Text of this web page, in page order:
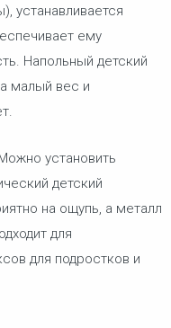
устанавливается
ему
Напольный детский
малый вес и
установить
детский
на ощупь, а металл
для
для подростков и